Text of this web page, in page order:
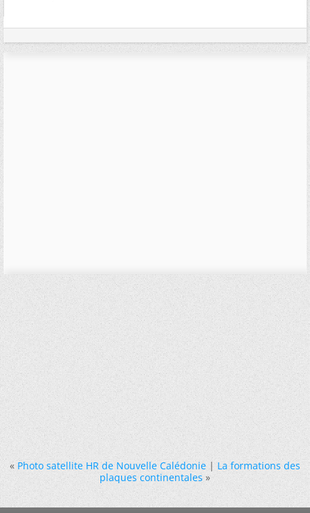
« Photo satellite HR de Nouvelle Calédonie|La formations des
plaques continentales »